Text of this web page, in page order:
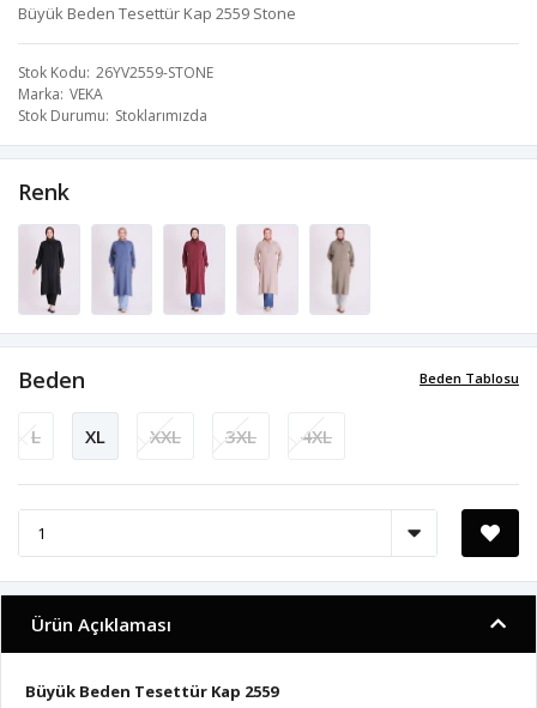
Büyük Beden Tesettür Kap 2559 Stone
Stok Kodu 26YV2559-STONE
Marka VEKA
Stok Durumu Stoklarımızda
Renk
Beden Tablosu
Beden
L XL XXL 3XL 4XL
Ürün Açıklaması
Büyük Beden Tesettür Kap 2559